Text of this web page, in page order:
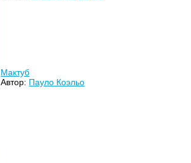
Мактуб
Автор: Пауло Коэльо